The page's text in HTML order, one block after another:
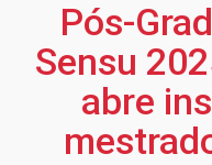
Pós-
Sensu
abre